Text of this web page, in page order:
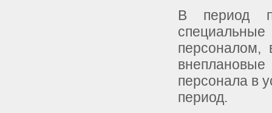
В период
персоналом,
персонала в
период.